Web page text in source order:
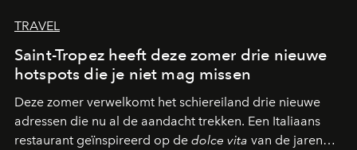
TRAVEL
Saint-Tropez heeft deze zomer drie nieuwe
hotspots die je niet mag missen
Deze zomer verwelkomt het schiereiland drie nieuwe
adressen die nu al de aandacht trekken. Een Italiaans
restaurant geïnspireerd op de dolce vita van de jaren